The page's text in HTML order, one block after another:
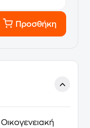
Προσθήκη